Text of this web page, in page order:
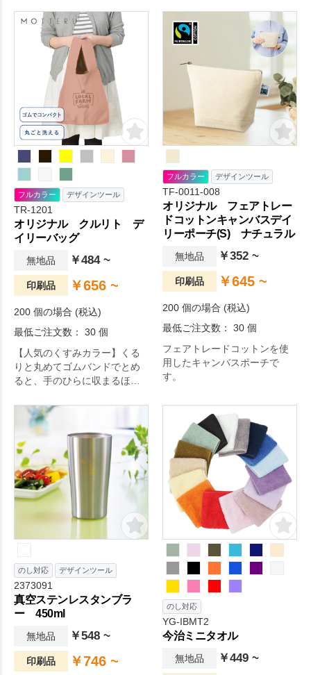
ます。ほどよい厚みのあるコ
ットン生地のA4サイズトート
バッグで、マチも広く肩かけ
利用も可能なので、エコバッ
グとしてもおすすめです。名
入れ範囲が広く取れるシンプ
ルなデザインのため、物販や
企業用ノベルティ、個人利用
まで幅広い用途でご好評をい
ただいております。
フルカラー デザインツール
TR-1201
オリジナル クルリト デ
イリーバッグ
無地品 ￥484 ~
印刷品 ￥656 ~
200 個の場合 (税込)
最低ご注文数： 30 個
【人気のくすみカラー】くる
りと丸めてゴムバンドでとめ
ると、手のひらに収まるほど
べるエコバッグです。
フルカラー デザインツール
TF-0011-008
オリジナル フェアトレー
ドコットンキャンバスデイ
リーポーチ(S) ナチュラル
無地品 ￥352 ~
印刷品 ￥645 ~
200 個の場合 (税込)
最低ご注文数： 30 個
フェアトレードコットンを使
用したキャンバスポーチで
す。
のし対応 デザインツール
2373091
真空ステンレスタンブラ
ー 450ml
無地品 ￥548 ~
印刷品 ￥746 ~
のし対応
YG-IBMT2
今治ミニタオル
無地品 ￥449 ~